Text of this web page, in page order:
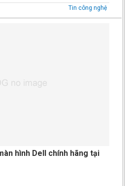
Tin công nghệ
hình Dell chính hãng tại